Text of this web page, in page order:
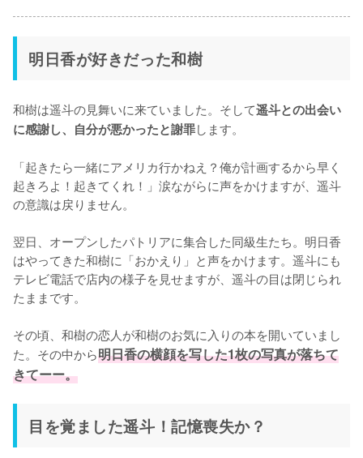
明日香が好きだった和樹
和樹は遥斗の見舞いに来ていました。そして遥斗との出会い
に感謝し、自分が悪かったと謝罪します。
「起きたら一緒にアメリカ行かねえ？俺が計画するから早く
起きろよ！起きてくれ！」涙ながらに声をかけますが、遥斗
の意識は戻りません。
翌日、オープンしたパトリアに集合した同級生たち。明日香
はやってきた和樹に「おかえり」と声をかけます。遥斗にも
テレビ電話で店内の様子を見せますが、遥斗の目は閉じられ
たままです。
その頃、和樹の恋人が和樹のお気に入りの本を開いていまし
た。その中から明日香の横顔を写した1枚の写真が落ちて
きてーー。
目を覚ました遥斗！記憶喪失か？